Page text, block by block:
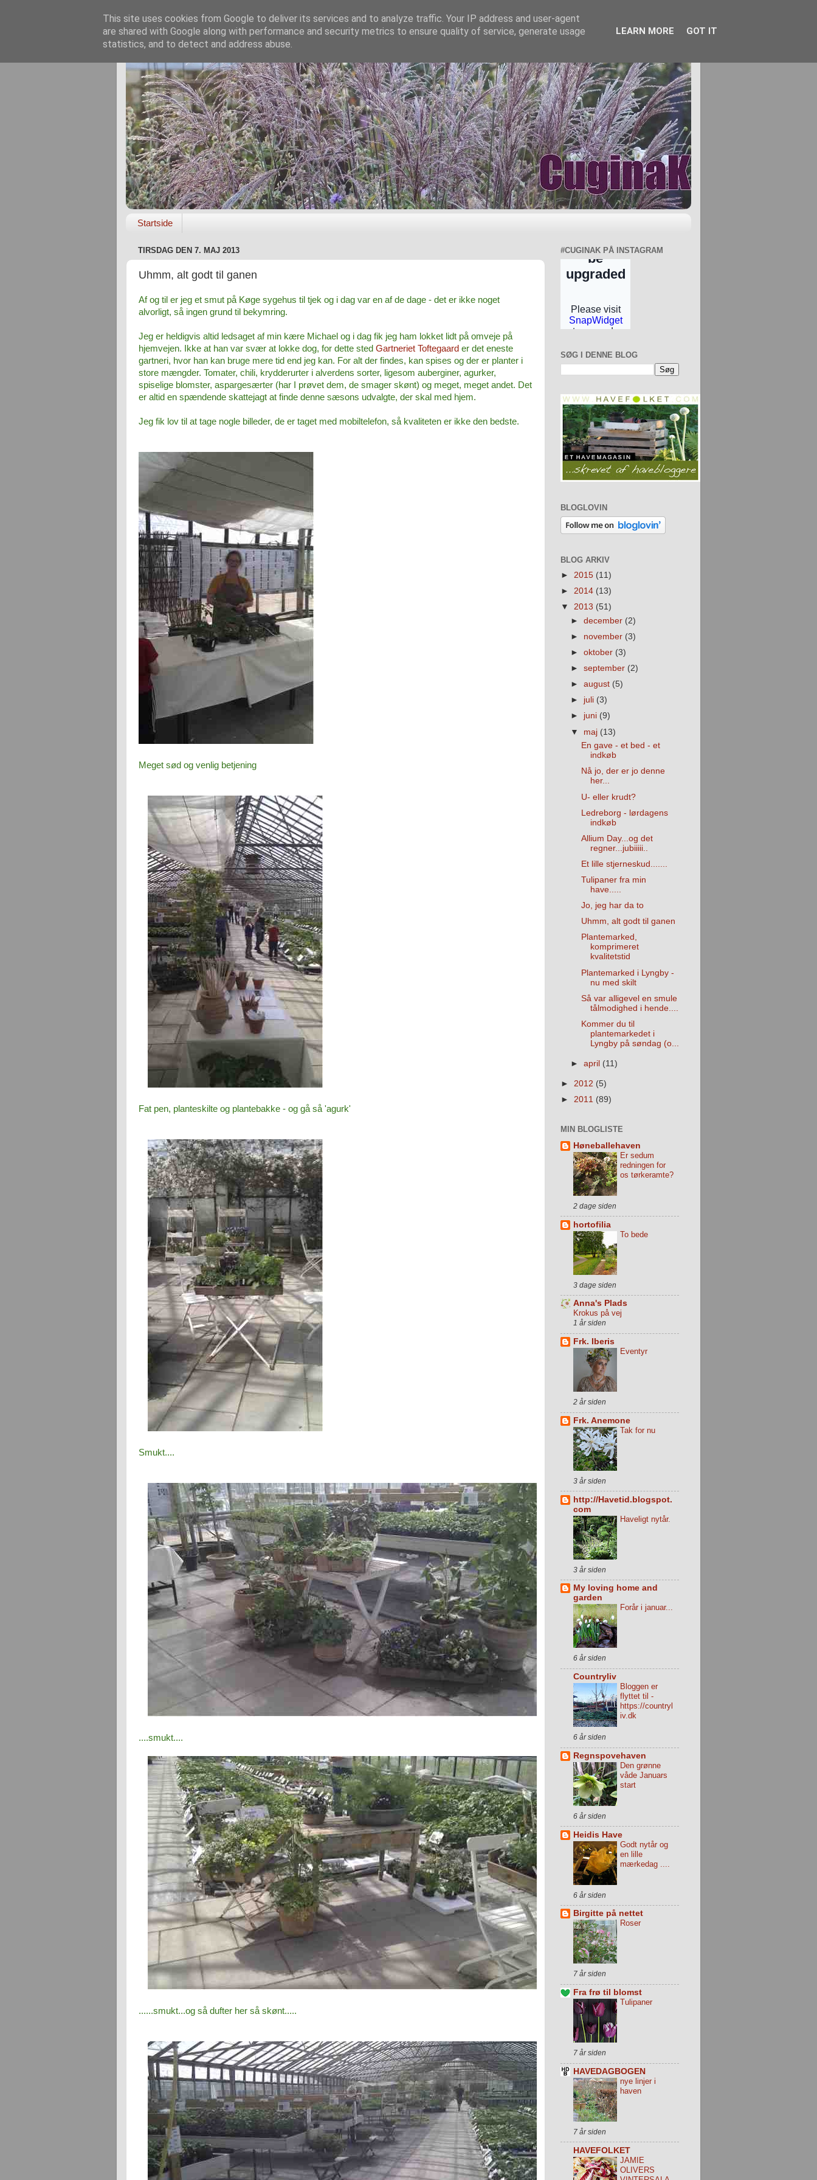
Startside
TIRSDAG DEN 7. MAJ 2013
Uhmm, alt godt til ganen
Af og til er jeg et smut på Køge sygehus til tjek og i dag var en af de dage - det er ikke noget
alvorligt, så ingen grund til bekymring.
Jeg er heldigvis altid ledsaget af min kære Michael og i dag fik jeg ham lokket lidt på omveje på
hjemvejen. Ikke at han var svær at lokke dog, for dette sted Gartneriet Toftegaard er det eneste
gartneri, hvor han kan bruge mere tid end jeg kan. For alt der findes, kan spises og der er planter i
store mængder. Tomater, chili, krydderurter i alverdens sorter, ligesom auberginer, agurker,
spiselige blomster, aspargesærter (har I prøvet dem, de smager skønt) og meget, meget andet. Det
er altid en spændende skattejagt at finde denne sæsons udvalgte, der skal med hjem.
Jeg fik lov til at tage nogle billeder, de er taget med mobiltelefon, så kvaliteten er ikke den bedste.
Meget sød og venlig betjening
Fat pen, planteskilte og plantebakke - og gå så 'agurk'
Smukt....
....smukt....
......smukt...og så dufter her så skønt.....
#CUGINAK PÅ INSTAGRAM
SØG I DENNE BLOG
BLOGLOVIN
BLOG ARKIV
► 2015 (11)
► 2014 (13)
▼ 2013 (51)
►december (2)
► november (3)
►oktober (3)
►september (2)
►august (5)
► juli (3)
► juni (9)
▼ maj (13)
En gave - et bed - et
indkøb
Nå jo, der er jo denne
her...
U- eller krudt?
Ledreborg - lørdagens
indkøb
Allium Day...og det
regner...jubiiiii..
Et lille stjerneskud.......
Tulipaner fra min
have.....
Jo, jeg har da to
Uhmm, alt godt til ganen
Plantemarked,
komprimeret
kvalitetstid
Plantemarked i Lyngby -
nu med skilt
Så var alligevel en smule
tålmodighed i hende....
Kommer du til
plantemarkedet i
Lyngby på søndag (o...
►april (11)
► 2012 (5)
► 2011 (89)
MIN BLOGLISTE
Høneballehaven
Er sedum
redningen for
os tørkeramte?
2 dage siden
hortofilia
To bede
3 dage siden
Anna's Plads
Krokus på vej
1 år siden
Frk. Iberis
Eventyr
2 år siden
Frk. Anemone
Tak for nu
3 år siden
http://Havetid.blogspot.
com
Haveligt nytår.
3 år siden
My loving home and
garden
Forår i januar...
6 år siden
Countryliv
Bloggen er
flyttet til -
https://countryl
iv.dk
6 år siden
Regnspovehaven
Den grønne
våde Januars
start
6 år siden
Heidis Have
Godt nytår og
en lille
mærkedag ....
6 år siden
Birgitte på nettet
Roser
7 år siden
Fra frø til blomst
Tulipaner
7 år siden
HAVEDAGBOGEN
nye linjer i
haven
7 år siden
HAVEFOLKET
JAMIE
OLIVERS
This site uses cookies from Google to deliver its services and to analyze traffic. Your IP address and user-agent
are shared with Google along with performance and security metrics to ensure quality of service, generate usage
statistics, and to detect and address abuse.
LEARN MORE GOT IT